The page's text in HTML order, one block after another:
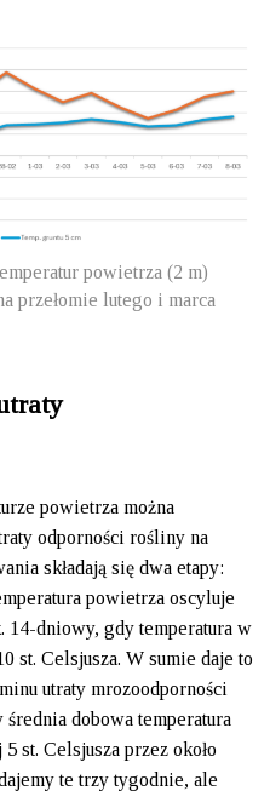
powietrza (2 m)
przełomie lutego i marca
powietrza można
odporności rośliny na
składają się dwa etapy:
powietrza oscyluje
14-dniowy, gdy temperatura w
st. Celsjusza. W sumie daje to
utraty mrozoodporności
dobowa temperatura
st. Celsjusza przez około
te trzy tygodnie, ale